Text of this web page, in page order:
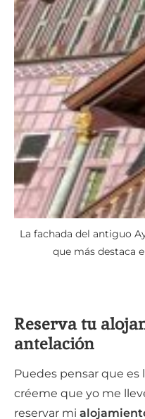
La fachada del antiguo
que más destaca
Reserva tu
antelación
Puedes pensar que es
créeme que yo me
reservar mi